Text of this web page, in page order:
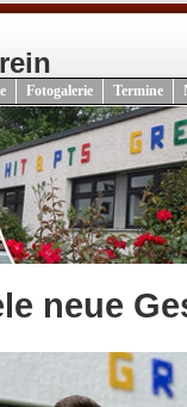
Fotogalerie Termine
neue